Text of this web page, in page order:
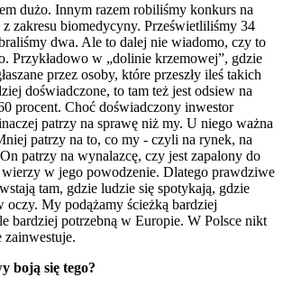
dużo. Innym razem robiliśmy konkurs na
z zakresu biomedycyny. Prześwietliliśmy 34
dwa. Ale to dalej nie wiadomo, czy to
Przykładowo w „dolinie krzemowej”, gdzie
przez osoby, które przeszły ileś takich
doświadczone, to tam też jest odsiew na
procent. Choć doświadczony inwestor
patrzy na sprawę niż my. U niego ważna
patrzy na to, co my - czyli na rynek, na
patrzy na wynalazcę, czy jest zapalony do
wierzy w jego powodzenie. Dlatego prawdziwe
tam, gdzie ludzie się spotykają, gdzie
oczy. My podążamy ścieżką bardziej
bardziej potrzebną w Europie. W Polsce nikt
zainwestuje.
boją się tego?